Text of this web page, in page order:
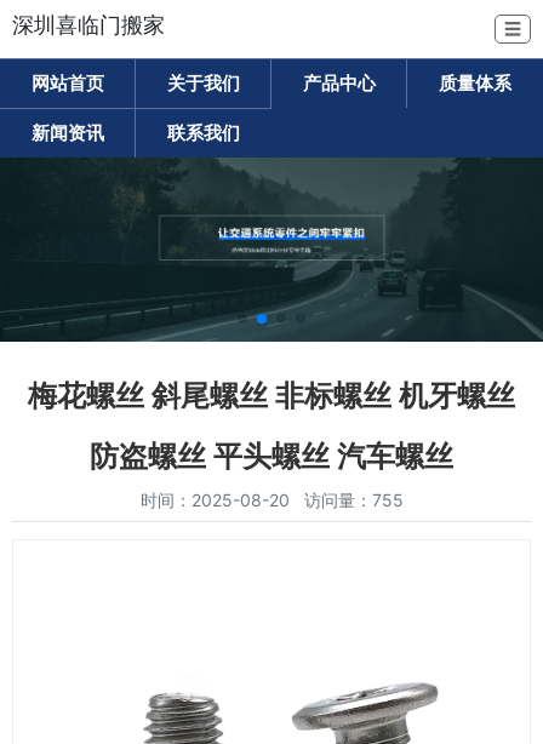
深圳喜临门搬家 ☰
网站首页 关于我们 产品中心 质量体系
新闻资讯 联系我们
梅花螺丝 斜尾螺丝 非标螺丝 机牙螺丝
防盗螺丝 平头螺丝 汽车螺丝
时间：2025-08-20 访问量：755